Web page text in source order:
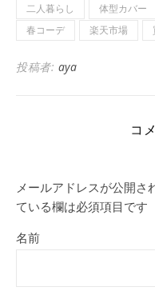
二人暮らし
体型カバー
春コーデ
楽天市場
投稿者: aya
コ
メールアドレスが公開さ
ている欄は必須項目です
名前